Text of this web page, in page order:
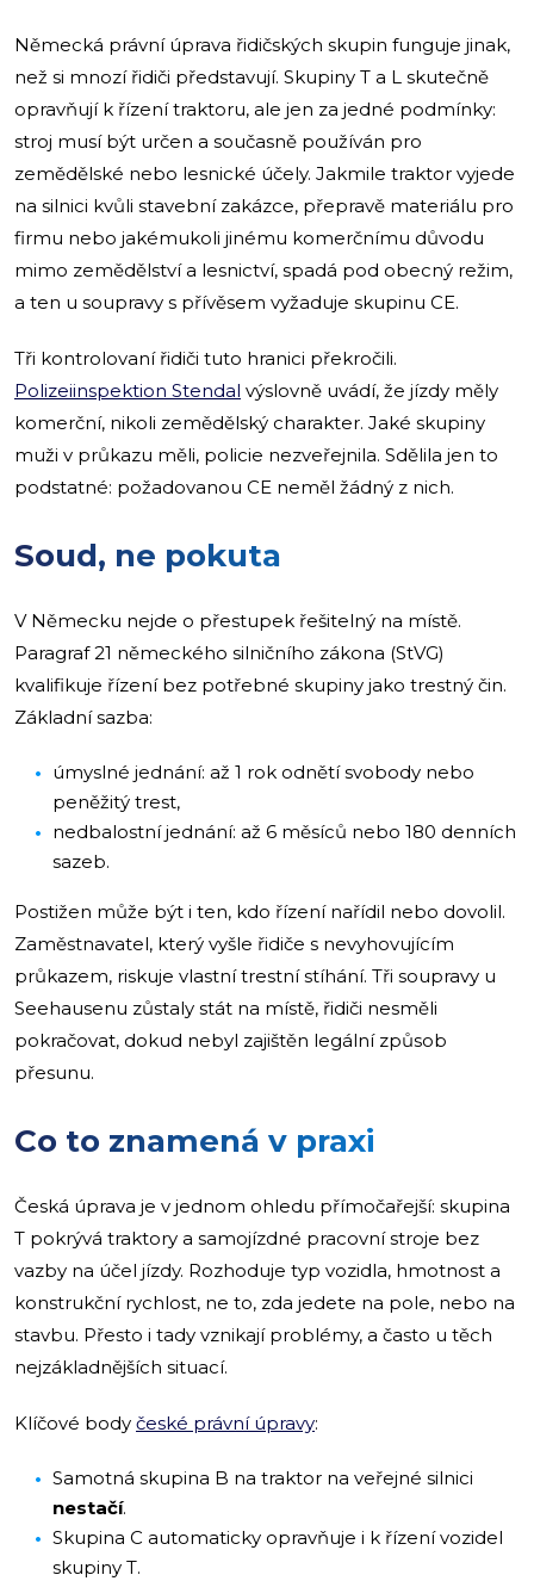
Německá právní úprava řidičských skupin funguje jinak,
než si mnozí řidiči představují. Skupiny T a L skutečně
opravňují k řízení traktoru, ale jen za jedné podmínky:
stroj musí být určen a současně používán pro
zemědělské nebo lesnické účely. Jakmile traktor vyjede
na silnici kvůli stavební zakázce, přepravě materiálu pro
firmu nebo jakémukoli jinému komerčnímu důvodu
mimo zemědělství a lesnictví, spadá pod obecný režim,
a ten u soupravy s přívěsem vyžaduje skupinu CE.
Tři kontrolovaní řidiči tuto hranici překročili.
Polizeiinspektion Stendal výslovně uvádí, že jízdy měly
komerční, nikoli zemědělský charakter. Jaké skupiny
muži v průkazu měli, policie nezveřejnila. Sdělila jen to
podstatné: požadovanou CE neměl žádný z nich.
Soud, ne pokuta
V Německu nejde o přestupek řešitelný na místě.
Paragraf 21 německého silničního zákona (StVG)
kvalifikuje řízení bez potřebné skupiny jako trestný čin.
Základní sazba:
úmyslné jednání: až 1 rok odnětí svobody nebo
peněžitý trest,
nedbalostní jednání: až 6 měsíců nebo 180 denních
sazeb.
Postižen může být i ten, kdo řízení nařídil nebo dovolil.
Zaměstnavatel, který vyšle řidiče s nevyhovujícím
průkazem, riskuje vlastní trestní stíhání. Tři soupravy u
Seehausenu zůstaly stát na místě, řidiči nesměli
pokračovat, dokud nebyl zajištěn legální způsob
přesunu.
Co to znamená v praxi
Česká úprava je v jednom ohledu přímočařejší: skupina
T pokrývá traktory a samojízdné pracovní stroje bez
vazby na účel jízdy. Rozhoduje typ vozidla, hmotnost a
konstrukční rychlost, ne to, zda jedete na pole, nebo na
stavbu. Přesto i tady vznikají problémy, a často u těch
nejzákladnějších situací.
Klíčové body české právní úpravy:
Samotná skupina B na traktor na veřejné silnici
nestačí.
Skupina C automaticky opravňuje i k řízení vozidel
skupiny T.